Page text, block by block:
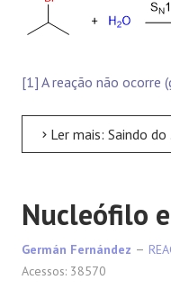
[1] A reação não ocorre
Ler mais: Saindo do grupo no SN1
Nucleófilo
Germán Fernández
Acessos: 38570